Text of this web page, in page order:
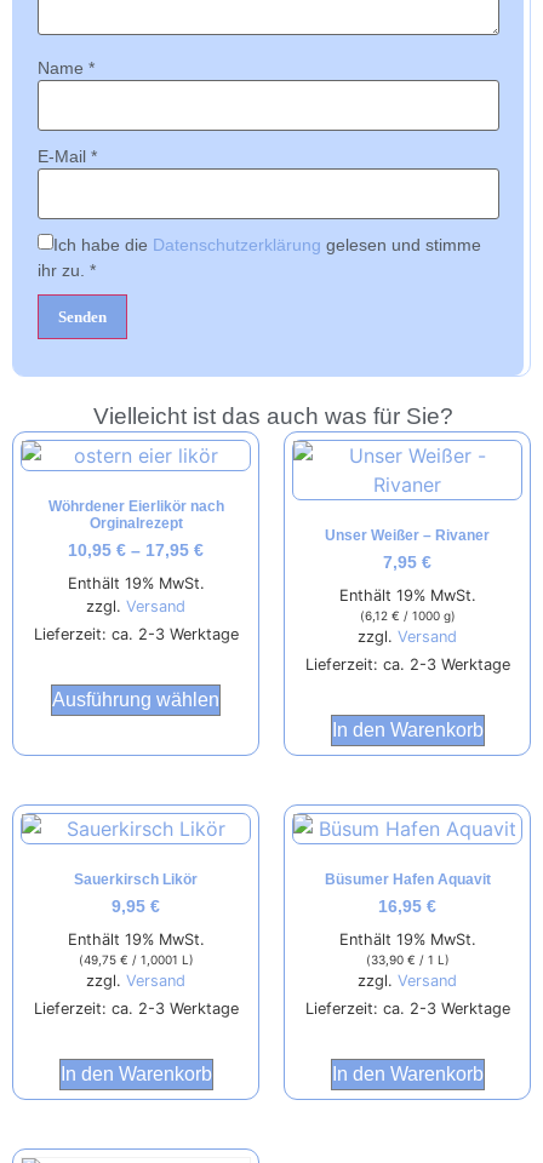
Name *
E-Mail *
Ich habe die Datenschutzerklärung gelesen und stimme
ihr zu. *
Vielleicht ist das auch was für Sie?
Wöhrdener Eierlikör nach
Orginalrezept
10,95 € – 17,95 €
Enthält 19% MwSt.
zzgl. Versand
Lieferzeit: ca. 2-3 Werktage
Ausführung wählen
Unser Weißer – Rivaner
7,95 €
Enthält 19% MwSt.
(6,12 € / 1000 g)
zzgl. Versand
Lieferzeit: ca. 2-3 Werktage
In den Warenkorb
Sauerkirsch Likör
9,95 €
Enthält 19% MwSt.
(49,75 € / 1,0001 L)
zzgl. Versand
Lieferzeit: ca. 2-3 Werktage
In den Warenkorb
Büsumer Hafen Aquavit
16,95 €
Enthält 19% MwSt.
(33,90 € / 1 L)
zzgl. Versand
Lieferzeit: ca. 2-3 Werktage
In den Warenkorb